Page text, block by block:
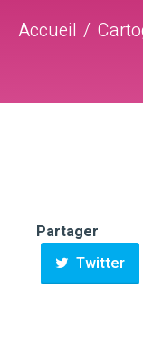
Accueil
Partager
Twitter